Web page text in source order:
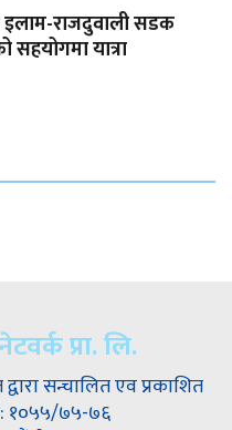
राजदुवाली सडक
सहयोगमा यात्रा
प्रा. लि.
सन्चालित एव प्रकाशित
१०५५/७५-७६